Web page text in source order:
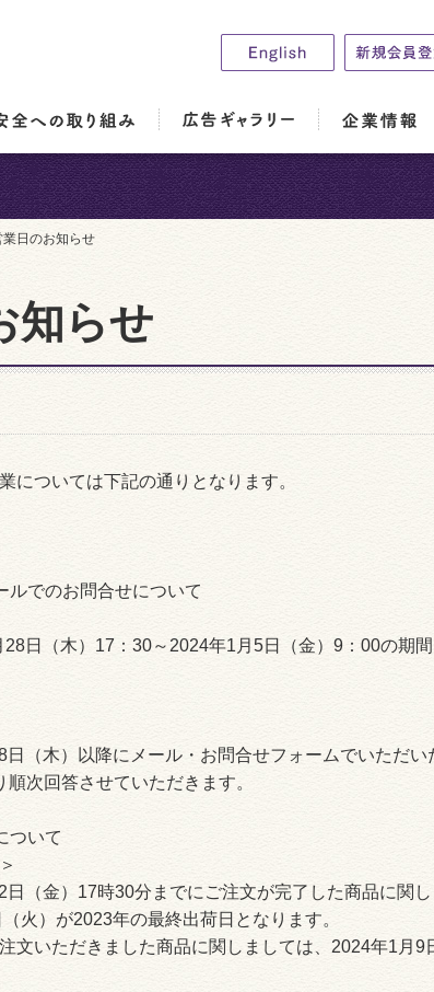
日のお知らせ
知らせ
については下記の通りとなります。
ルでのお問合せについて
日（木）17：30～2024年1月5日（金）9：00の期
日（木）以降にメール・お問合せフォームでいただい
順次回答させていただきます。
ついて
日（金）17時30分までにご注文が完了した商品に関
火）が2023年の最終出荷日となります。
注文いただきました商品に関しましては、2024年1月9